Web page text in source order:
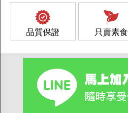
品質保證 只賣素食